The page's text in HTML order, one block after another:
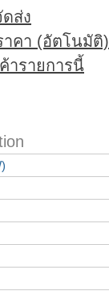
ส่ง
าคา (อัตโนมัติ)
ารายการนี้